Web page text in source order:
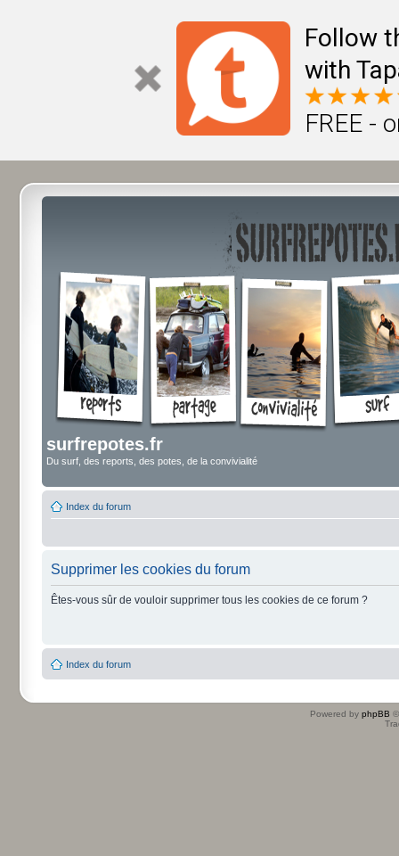
Follow
with
FREE -
surfrepotes.fr
Du surf, des reports, des potes, de la convivialité
Index du forum
Supprimer les cookies du forum
Êtes-vous sûr de vouloir supprimer tous les cookies de ce forum ?
Index du forum
Powered by phpBB